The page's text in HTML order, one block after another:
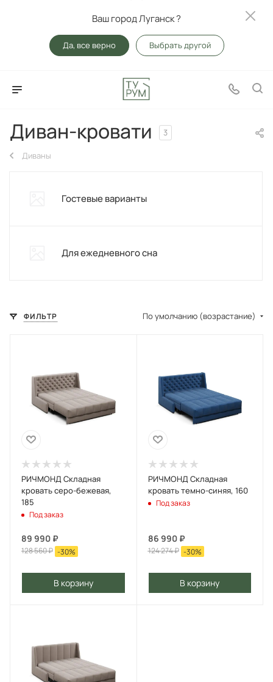
Ваш город Луганск ?
Да, все верно Выбрать другой
Диван-кровати 3
Диваны
Гостевые варианты
Для ежедневного сна
ФИЛЬТР По умолчанию (возрастание)
РИЧМОНД Складная
кровать серо-бежевая,
185
Под заказ
89 990 ₽
128 560₽ -30%
В корзину
РИЧМОНД Складная
кровать темно-синяя, 160
Под заказ
86 990₽
124 274₽ -30%
В корзину